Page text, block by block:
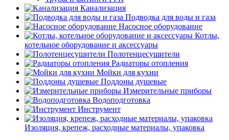
Канализация
Подводка для воды и газа
Насосное оборудование
Котлы,
котельное оборудование и аксессуары
Полотенцесушители
Радиаторы отопления
Мойки для кухни
Поддоны душевые
Измерительные приборы
Водоподготовка
Инструмент
Изоляция, крепеж, расходные материалы, упаковка